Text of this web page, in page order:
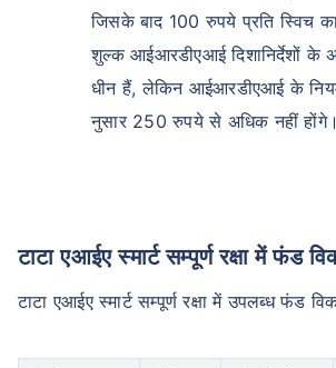
जिसके बाद 100 रुपये प्रति स्विच
शुल्क आईआरडीएआई दिशानिर्देशों के
धीन हैं, लेकिन आईआरडीएआई के
नुसार 250 रुपये से अधिक नहीं होंगे।
टाटा एआईए स्मार्ट सम्पूर्ण रक्षा में फंड
टाटा एआईए स्मार्ट सम्पूर्ण रक्षा में उपलब्ध फंड